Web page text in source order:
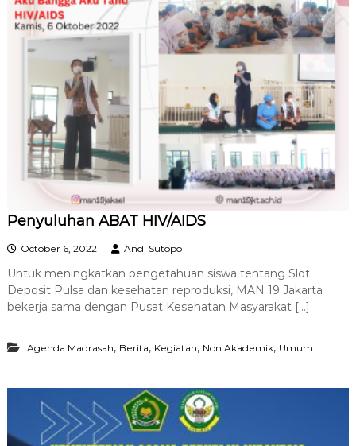
Penyuluhan ABAT HIV/AIDS
October 6, 2022 Andi Sutopo
Untuk meningkatkan pengetahuan siswa tentang Slot
Deposit Pulsa dan kesehatan reproduksi, MAN 19 Jakarta
bekerja sama dengan Pusat Kesehatan Masyarakat […]
Agenda Madrasah, Berita, Kegiatan, Non Akademik, Umum